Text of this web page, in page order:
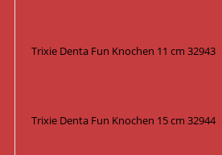
Trixie Denta Fun Knochen 11 cm 32943
Trixie Denta Fun Knochen 15 cm 32944